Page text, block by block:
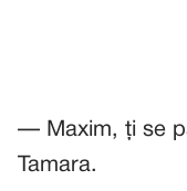
— Maxim, ți se
Tamara.